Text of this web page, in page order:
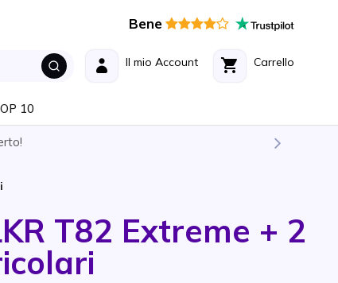
Bene
Carrello
Il mio Account
10
T82 Extreme + 2